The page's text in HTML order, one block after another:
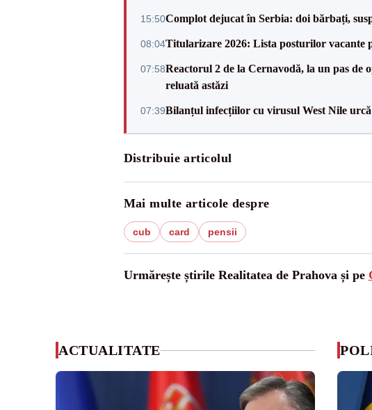
15:50Complot dejucat în Serbia: doi bărbați,
08:04Titularizare 2026: Lista posturilor vacante
07:58Reactorul 2 de la Cernavodă, la un pas
reluată astăzi
07:39Bilanțul infecțiilor cu virusul West Nile
Distribuie articolul
Mai multe articole despre
cub card pensii
Urmărește știrile Realitatea de Prahova și pe
ACTUALITATE